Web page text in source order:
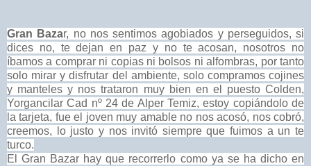
Gran Bazar, no nos sentimos agobiados y perseguidos, si
dices no, te dejan en paz y no te acosan, nosotros no
íbamos a comprar ni copias ni bolsos ni alfombras, por tanto
solo mirar y disfrutar del ambiente, solo compramos cojines
y manteles y nos trataron muy bien en el puesto Colden,
Yorgancilar Cad nº 24 de Alper Temiz, estoy copiándolo de
la tarjeta, fue el joven muy amable no nos acosó, nos cobró,
creemos, lo justo y nos invitó siempre que fuimos a un te
turco.
El Gran Bazar hay que recorrerlo como ya se ha dicho en